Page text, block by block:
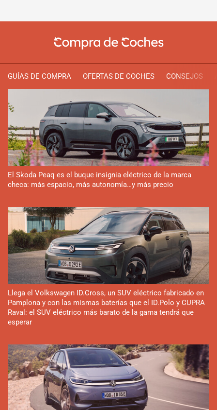
GUÍAS DE COMPRA OFERTAS DE COCHES CONSEJOS
El Skoda Peaq es el buque insignia eléctrico de la marca
checa: más espacio, más autonomía…y más precio
Llega el Volkswagen ID.Cross, un SUV eléctrico fabricado en
Pamplona y con las mismas baterías que el ID.Polo y CUPRA
Raval: el SUV eléctrico más barato de la gama tendrá que
esperar